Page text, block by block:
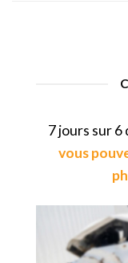
7 jours sur 6
vous